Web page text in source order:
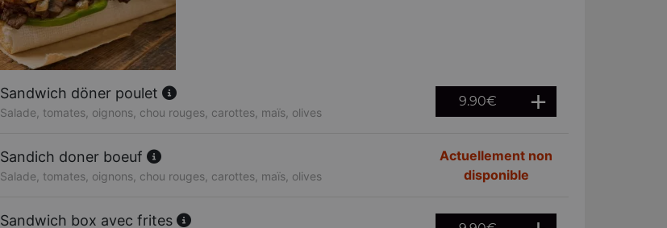
Sandwich döner poulet
Salade, tomates, oignons, chou rouges, carottes, maïs, olives
9.90€
Sandich doner boeuf
Salade, tomates, oignons, chou rouges, carottes, maïs, olives
Actuellement non
disponible
Sandwich box avec frites